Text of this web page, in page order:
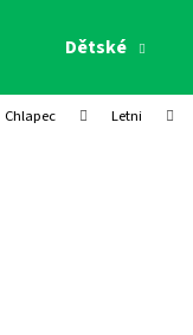
Dětské
Chlapec Letni